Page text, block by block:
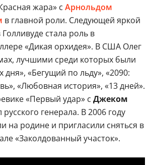
жара» с Арнольдом
в главной роли. Следующей яркой
стала роль в
«Дикая орхидея». В США Олег
лучшими среди которых были
дня», «Бегущий по льду», «2090:
«Любовная история», «13 дней».
«Первый удар» с Джеком
русского генерала. В 2006 году
на родине и пригласили сняться в
«Заколдованный участок».